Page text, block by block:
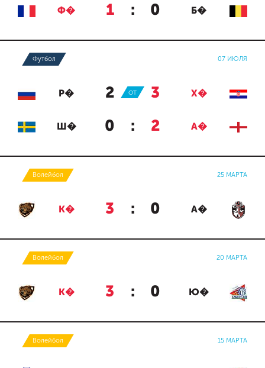
Ф� 1 : 0 Б�
Футбол 07 ИЮЛЯ
Р� 2 : 3 Х�
ОТ
Ш� 0 : 2 А�
Волейбол 25 МАРТА
К� 3 : 0 А�
Волейбол 20 МАРТА
К� 3 : 0 Ю�
Волейбол 15 МАРТА